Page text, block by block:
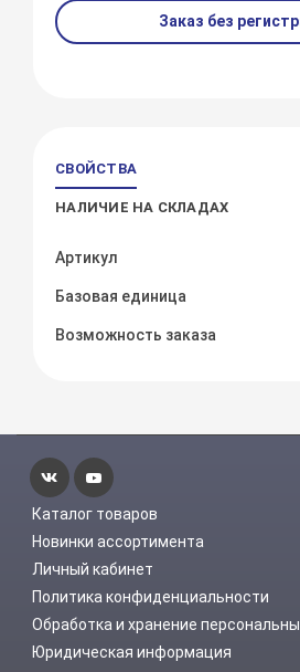
Заказ без
СВОЙСТВА
НАЛИЧИЕ НА СКЛАДАХ
Артикул
Базовая единица
Возможность заказа
Каталог товаров
Новинки ассортимента
Личный кабинет
Политика конфиденциальности
Обработка и хранение
Юридическая информация